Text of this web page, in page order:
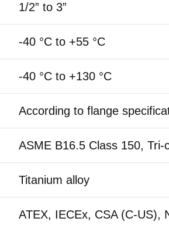
1/2” to 3”
-40 °C to +55 °C
-40 °C to +130 °C
According to flange
ASME B16.5 Class 150, Tri-
Titanium alloy
ATEX, IECEx, CSA (C-US),